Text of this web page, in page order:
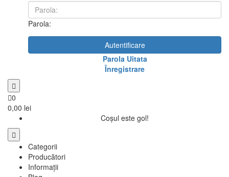
Parola:
Autentificare
Parola Uitata
Înregistrare
0
0,00 lei
Coșul este gol!
Categorii
Producători
Informații